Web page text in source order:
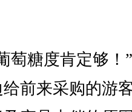
糖度肯定够！
前来采购的游